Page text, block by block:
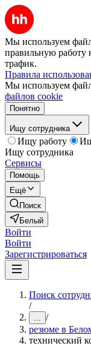
Мы используем
правильную работу
трафик.
Правила
Мы используем
файлов cookie
Понятно
Ищу сотрудника
Ищу работу
Ищу сотрудника
Сервисы
Помощь
Ещё
Поиск
Белый
Войти
Войти
Зарегистрироваться
Поиск
/
... /
резюме в
технический